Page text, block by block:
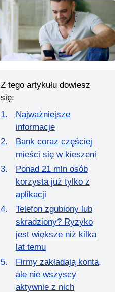
Z tego artykułu dowiesz
się:
Najważniejsze
informacje
Bank coraz częściej
mieści się w kieszeni
Ponad 21 mln osób
korzysta już tylko z
aplikacji
Telefon zgubiony lub
skradziony? Ryzyko
jest większe niż kilka
lat temu
Firmy zakładają konta,
ale nie wszyscy
aktywnie z nich